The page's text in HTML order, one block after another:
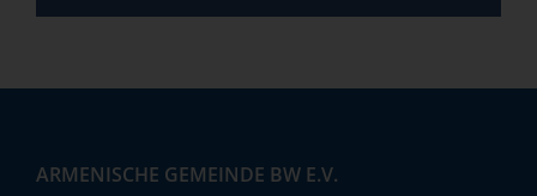
ARMENISCHE GEMEINDE BW E.V.